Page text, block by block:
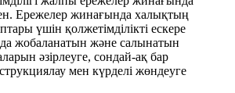
Ережелер жинағында халықтың
үшін қолжетімділікті ескере
жобаланатын және салынатын
әзірлеуге, сондай-ақ бар
мен күрделі жөндеуге